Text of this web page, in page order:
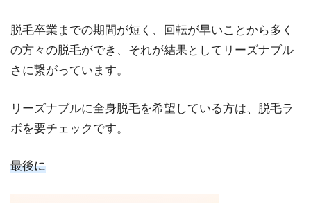
脱毛卒業までの期間が短く、回転が早いことから多く
の方々の脱毛ができ、それが結果としてリーズナブル
さに繋がっています。
リーズナブルに全身脱毛を希望している方は、脱毛ラ
ボを要チェックです。
最後に